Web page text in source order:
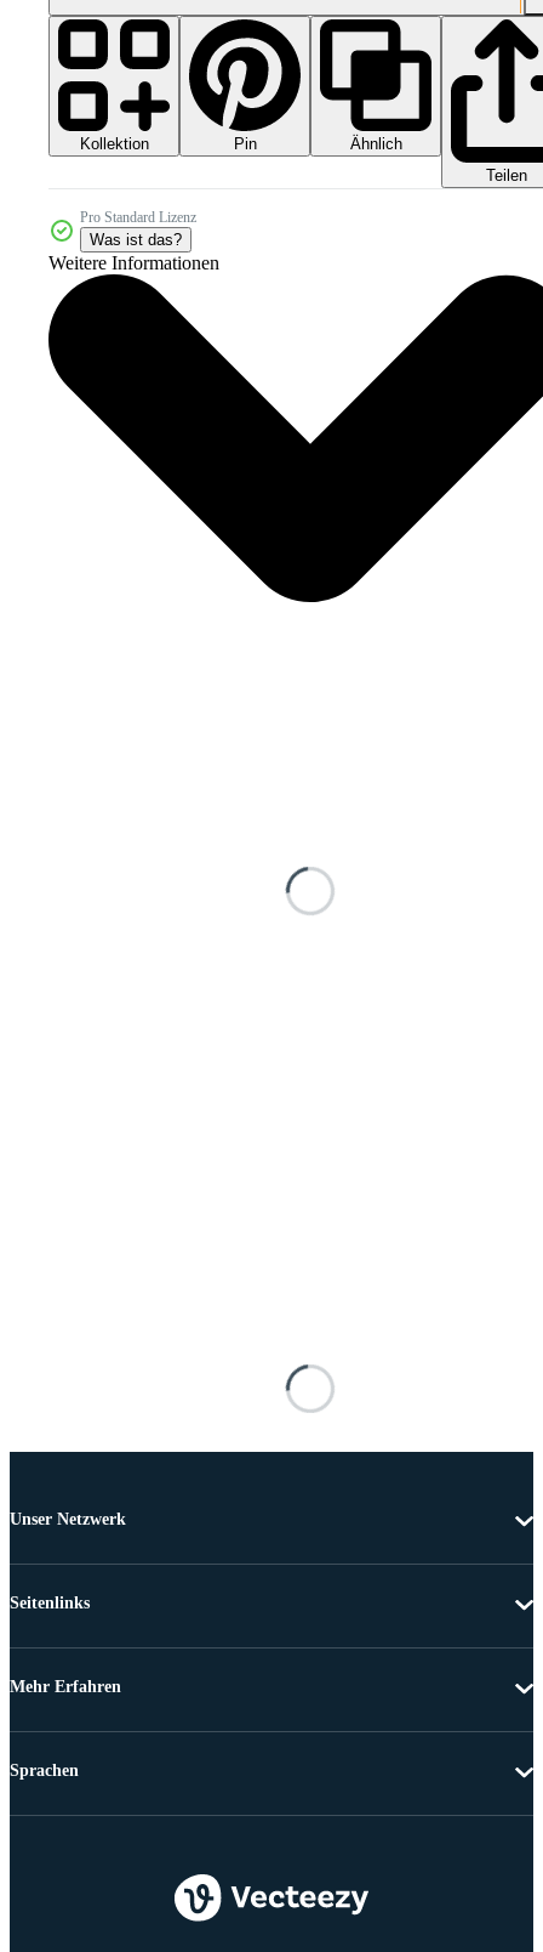
Kollektion Pin
Ähnlich
Teilen
Pro Standard Lizenz
Was ist das?
Weitere Informationen
Unser Netzwerk
Seitenlinks
Mehr Erfahren
Sprachen